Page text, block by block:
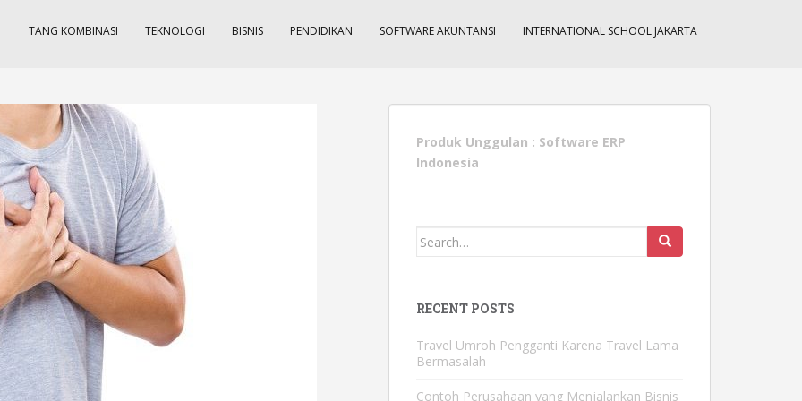
TANG KOMBINASI TEKNOLOGI BISNIS PENDIDIKAN SOFTWARE AKUNTANSI INTERNATIONAL SCHOOL JAKARTA
Produk Unggulan : Software ERP
Indonesia
Search
RECENT POSTS
Travel Umroh Pengganti Karena Travel Lama
Bermasalah
Contoh Perusahaan yang Menjalankan Bisnis